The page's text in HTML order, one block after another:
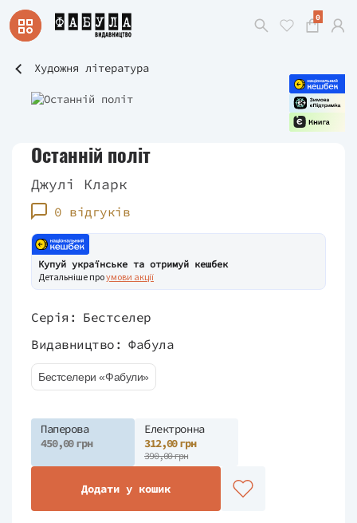
0
Художня література
Останній політ
Джулі Кларк
0 відгуків
Купуй українське та отримуй кешбек
Детальніше проумови акції
Серія: Бестселер
Видавництво: Фабула
Бестселери «Фабули»
Паперова
450,00 грн
Електронна
312,00 грн
390,00 грн
Додати у кошик